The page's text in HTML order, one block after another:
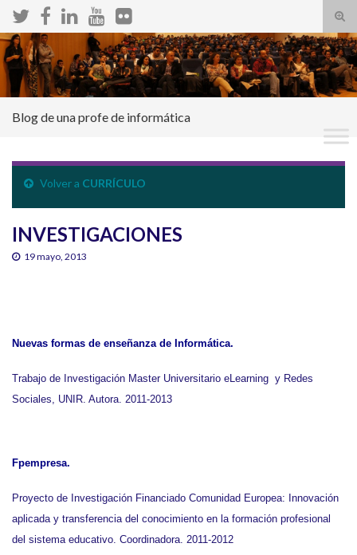
el
de
Search for:
Blog de una profe de informática
Volver a CURRÍCULO
INVESTIGACIONES
19 mayo, 2013
Nuevas formas de enseñanza de Informática.
Trabajo de Investigación Master Universitario eLearning y Redes
Sociales, UNIR. Autora. 2011-2013
Fpempresa.
Proyecto de Investigación Financiado Comunidad Europea: Innovación
aplicada y transferencia del conocimiento en la formación profesional
del sistema educativo. Coordinadora. 2011-2012